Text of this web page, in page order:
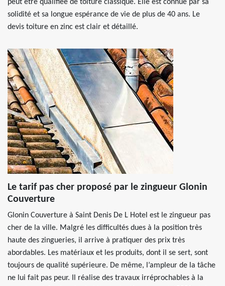
peut être qualifiée de toiture classique. Elle est connue par sa
solidité et sa longue espérance de vie de plus de 40 ans. Le
devis toiture en zinc est clair et détaillé.
Le tarif pas cher proposé par le zingueur Glonin
Couverture
Glonin Couverture à Saint Denis De L Hotel est le zingueur pas
cher de la ville. Malgré les difficultés dues à la position très
haute des zingueries, il arrive à pratiquer des prix très
abordables. Les matériaux et les produits, dont il se sert, sont
toujours de qualité supérieure. De même, l’ampleur de la tâche
ne lui fait pas peur. Il réalise des travaux irréprochables à la